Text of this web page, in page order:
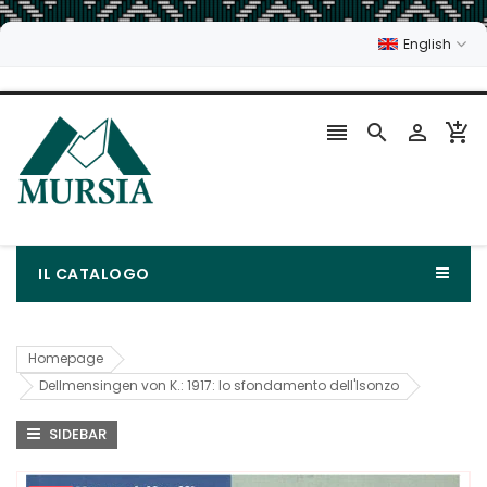
English
   
IL CATALOGO
Homepage
Dellmensingen von K.: 1917: lo sfondamento dell'Isonzo
SIDEBAR